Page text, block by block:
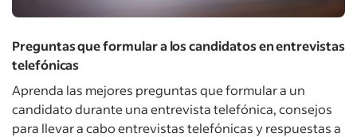
Preguntas que formular a los candidatos en entrevistas
telefónicas
Aprenda las mejores preguntas que formular a un
candidato durante una entrevista telefónica, consejos
para llevar a cabo entrevistas telefónicas y respuestas a